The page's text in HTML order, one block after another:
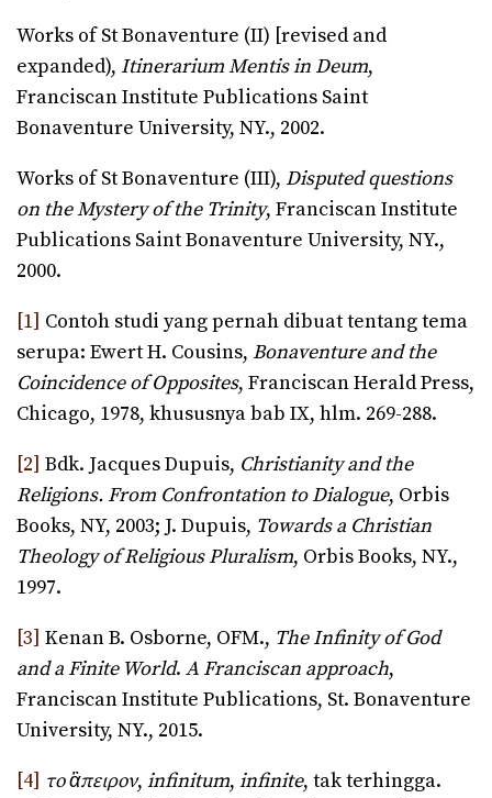
Works of St Bonaventure (II) [revised and
expanded), ItinerariumMentis in Deum,
Franciscan Institute Publications Saint
Bonaventure University, NY., 2002.
Works of St Bonaventure (III), Disputed questions
on the Mystery of the Trinity, Franciscan Institute
Publications Saint Bonaventure University, NY.,
2000.
[1] Contoh studi yang pernah dibuat tentang tema
serupa: Ewert H. Cousins, Bonaventure and the
Coincidence of Opposites, Franciscan Herald Press,
Chicago, 1978, khususnya bab IX, hlm. 269-288.
[2] Bdk. Jacques Dupuis, Christianity and the
Religions. From Confrontation to Dialogue, Orbis
Books, NY, 2003; J. Dupuis, Towards a Christian
Theology of Religious Pluralism, Orbis Books, NY.,
1997.
[3] Kenan B. Osborne, OFM., The Infinity of God
and a Finite World. A Franciscan approach,
Franciscan Institute Publications, St. Bonaventure
University, NY., 2015.
[4] το ἂπειρον, infinitum, infinite, tak terhingga.